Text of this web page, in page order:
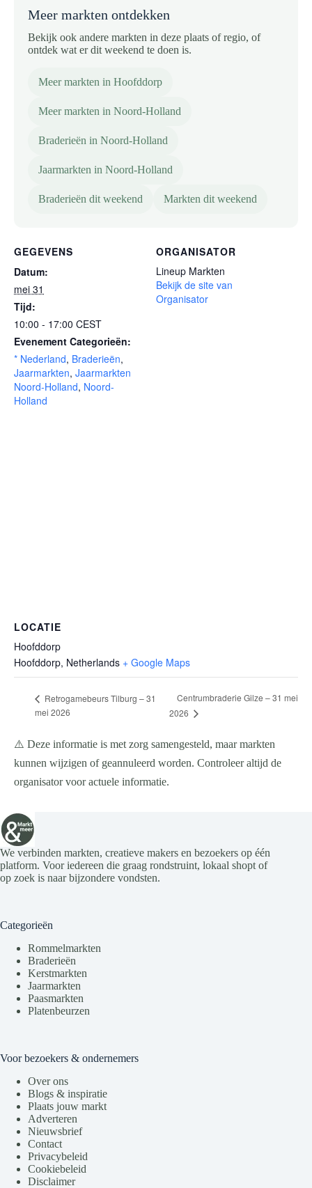
Meer markten ontdekken
Bekijk ook andere markten in deze plaats of regio, of
ontdek wat er dit weekend te doen is.
Meer markten in Hoofddorp
Meer markten in Noord-Holland
Braderieën in Noord-Holland
Jaarmarkten in Noord-Holland
Braderieën dit weekend Markten dit weekend
GEGEVENS
Datum:
mei 31
Tijd:
10:00 - 17:00 CEST
Evenement Categorieën:
* Nederland, Braderieën,
Jaarmarkten, Jaarmarkten
Noord-Holland, Noord-
Holland
ORGANISATOR
Lineup Markten
Bekijk de site van
Organisator
LOCATIE
Hoofddorp
Hoofddorp, Netherlands + Google Maps
Retrogamebeurs Tilburg – 31
mei 2026
Centrumbraderie Gilze – 31 mei
2026
⚠️ Deze informatie is met zorg samengesteld, maar markten
kunnen wijzigen of geannuleerd worden. Controleer altijd de
organisator voor actuele informatie.
We verbinden markten, creatieve makers en bezoekers op één
platform. Voor iedereen die graag rondstruint, lokaal shopt of
op zoek is naar bijzondere vondsten.
Categorieën
Rommelmarkten
Braderieën
Kerstmarkten
Jaarmarkten
Paasmarkten
Platenbeurzen
Voor bezoekers & ondernemers
Over ons
Blogs & inspiratie
Plaats jouw markt
Adverteren
Nieuwsbrief
Contact
Privacybeleid
Cookiebeleid
Disclaimer